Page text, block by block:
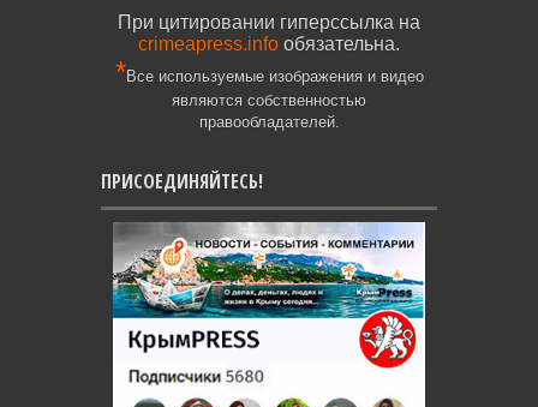
При цитировании гиперссылка на
crimeapress.info обязательна.
*Все используемые изображения и видео
являются собственностью
правообладателей.
ПРИСОЕДИНЯЙТЕСЬ!